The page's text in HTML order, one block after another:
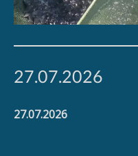
27.07.2026
27.07.2026